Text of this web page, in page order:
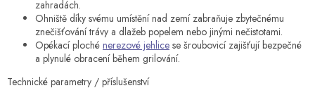
zahradách.
Ohniště díky svému umístění nad zemí zabraňuje zbytečnému
znečišťování trávy a dlažeb popelem nebo jinými nečistotami.
Opékací ploché nerezové jehlice se šroubovicí zajišťují bezpečné
a plynulé obracení během grilování.
Technické parametry / příslušenství